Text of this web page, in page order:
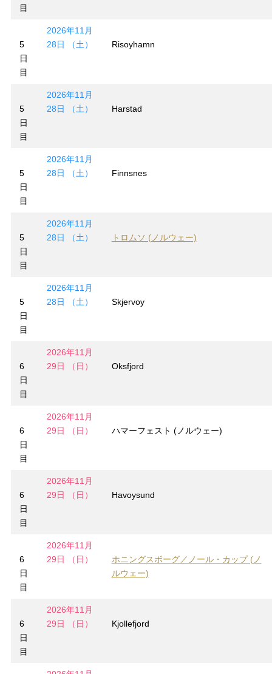
目
5
日
目
2026年11月
28日 （土）
Risoyhamn
5
日
目
2026年11月
28日 （土）
Harstad
5
日
目
2026年11月
28日 （土）
Finnsnes
5
日
目
2026年11月
28日 （土）
トロムソ (ノルウェー)
5
日
目
2026年11月
28日 （土）
Skjervoy
6
日
目
2026年11月
29日 （日）
Oksfjord
6
日
目
2026年11月
29日 （日）
ハマーフェスト (ノルウェー)
6
日
目
2026年11月
29日 （日）
Havoysund
6
日
目
2026年11月
29日 （日）
ホニングスボーグ／ノール・カップ (ノ
ルウェー)
6
日
目
2026年11月
29日 （日）
Kjollefjord